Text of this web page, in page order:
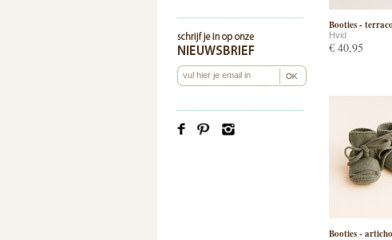
Booties -
Hvid
€ 40,95
Booties -